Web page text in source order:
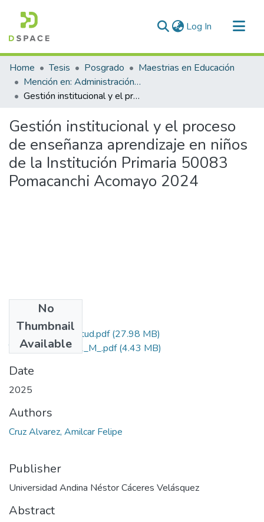
Log In (current)
Communities & Collections
All of DSpace
Statistics
Home Tesis Posgrado
Maestrias en Educación
Mención en: Administración y Gerencia Educativa
Gestión institucional y el proceso de enseñanza aprendizaje en niños de la Institución Primaria 50083 Pomacanchi Acomayo 2024
Gestión institucional y el proceso
de enseñanza aprendizaje en niños
de la Institución Primaria 50083
Pomacanchi Acomayo 2024
No
Thumbnail
Available
Grado de Similitud.pdf(27.98 MB)
T036_44840441_M_.pdf(4.43 MB)
Date
2025
Authors
Cruz Alvarez, Amilcar Felipe
Publisher
Universidad Andina Néstor Cáceres Velásquez
Abstract